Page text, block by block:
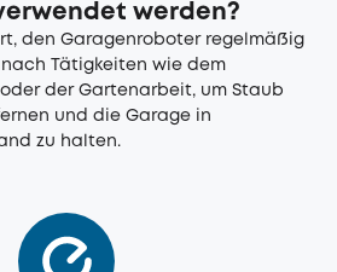
werden?
den Garagenroboter regelmäßig
Tätigkeiten wie dem
der Gartenarbeit, um Staub
und die Garage in
zu halten.